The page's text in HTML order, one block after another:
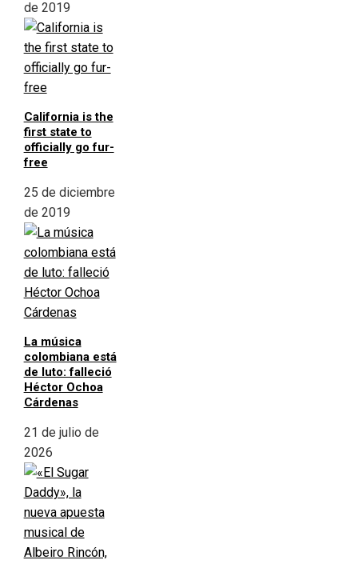
de 2019
California is the
first state to
officially go fur-
free
25 de diciembre
de 2019
La música
colombiana está
de luto: falleció
Héctor Ochoa
Cárdenas
21 de julio de
2026